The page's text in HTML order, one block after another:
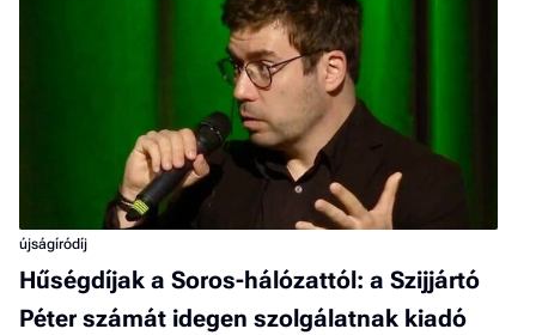
újságíródíj
Hűségdíjak a Soros-hálózattól: a Szijjártó
Péter számát idegen szolgálatnak kiadó